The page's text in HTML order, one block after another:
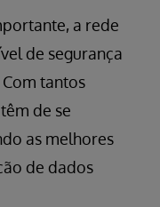
a rede
de segurança
tantos
de se
as melhores
de dados